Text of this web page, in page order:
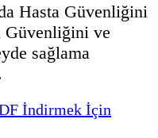
Hasta Güvenliğini
Güvenliğini ve
sağlama
İndirmek İçin